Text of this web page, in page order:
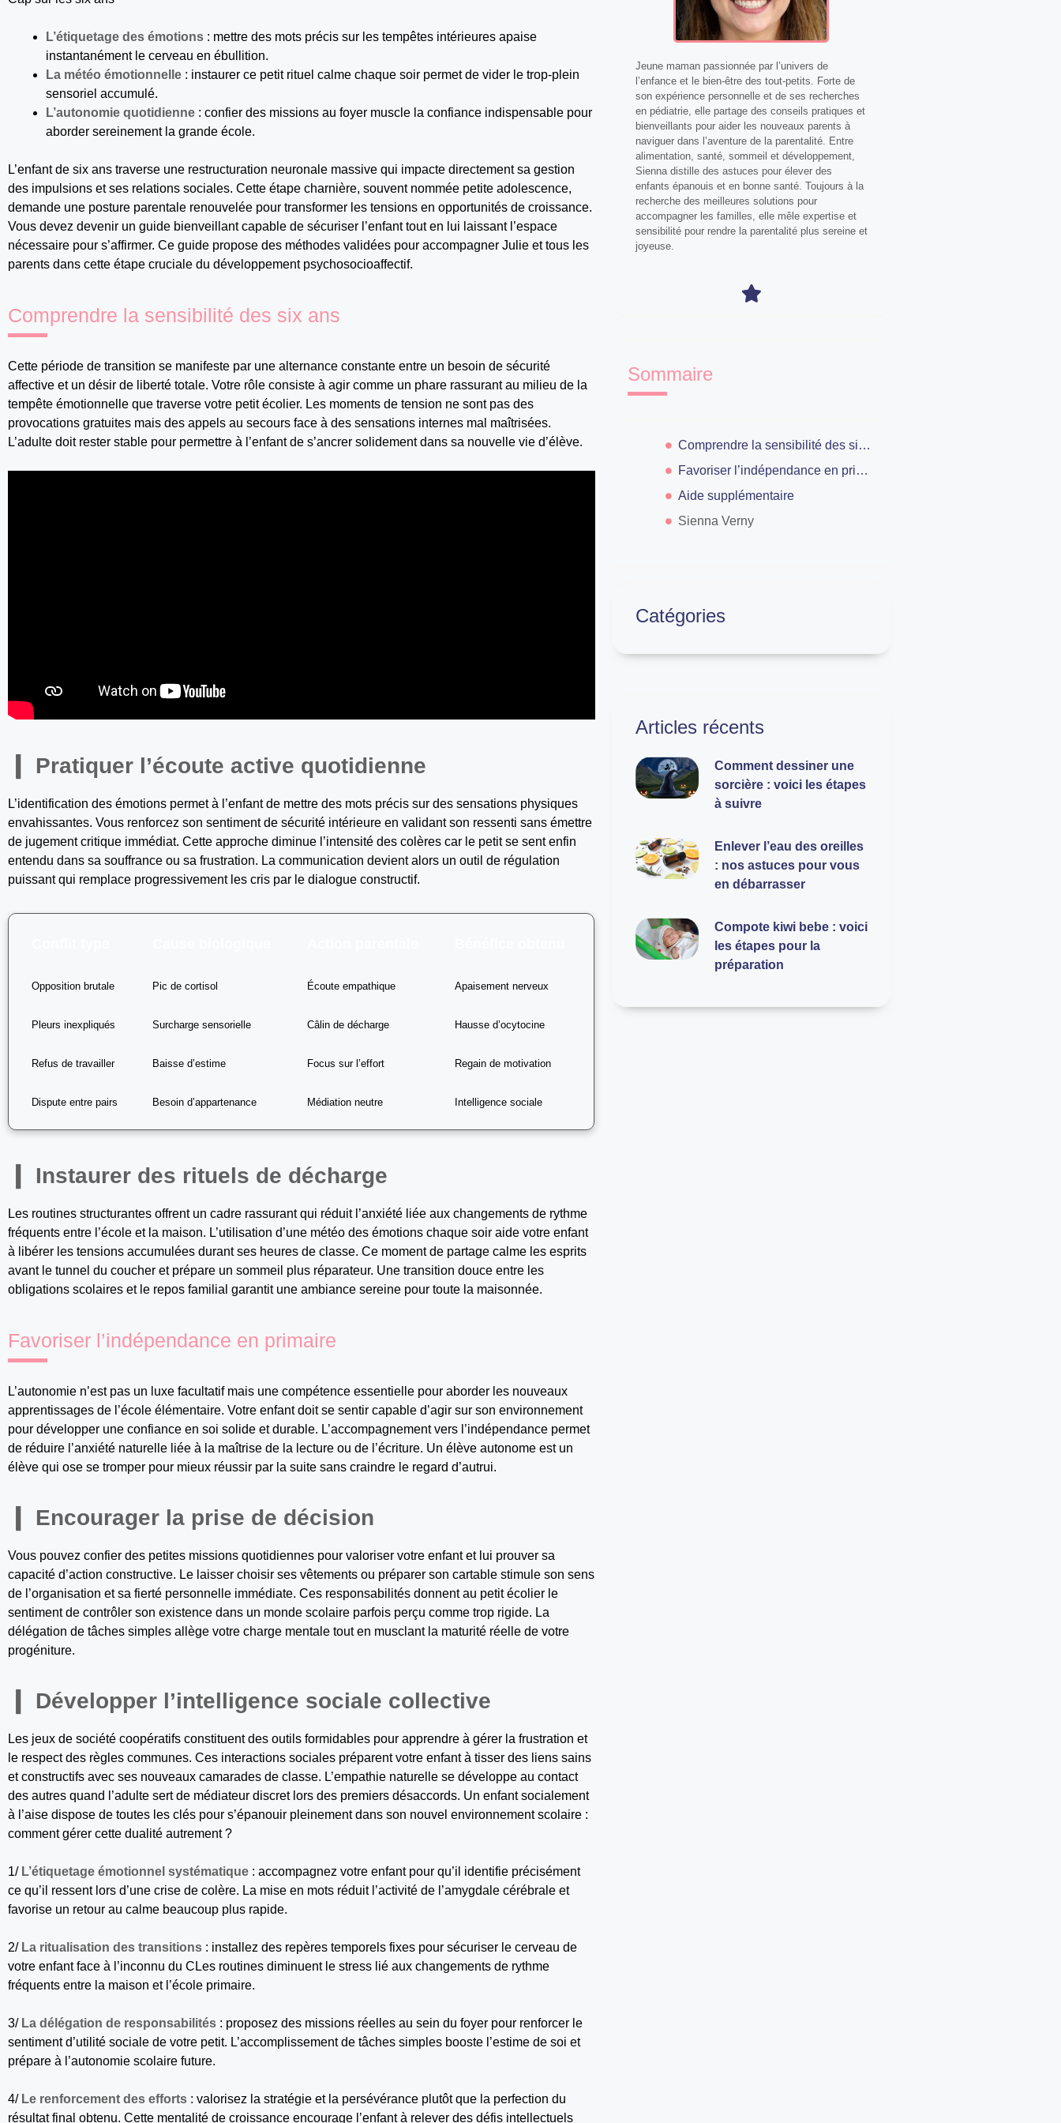
L’étiquetage des émotions : mettre des mots précis sur les tempêtes intérieures apaise
instantanément le cerveau en ébullition.
La météo émotionnelle : instaurer ce petit rituel calme chaque soir permet de vider le trop-plein
sensoriel accumulé.
L’autonomie quotidienne : confier des missions au foyer muscle la confiance indispensable pour
aborder sereinement la grande école.
L’enfant de six ans traverse une restructuration neuronale massive qui impacte directement sa gestion
des impulsions et ses relations sociales. Cette étape charnière, souvent nommée petite adolescence,
demande une posture parentale renouvelée pour transformer les tensions en opportunités de croissance.
Vous devez devenir un guide bienveillant capable de sécuriser l’enfant tout en lui laissant l’espace
nécessaire pour s’affirmer. Ce guide propose des méthodes validées pour accompagner Julie et tous les
parents dans cette étape cruciale du développement psychosocioaffectif.
Comprendre la sensibilité des six ans
Cette période de transition se manifeste par une alternance constante entre un besoin de sécurité
affective et un désir de liberté totale. Votre rôle consiste à agir comme un phare rassurant au milieu de la
tempête émotionnelle que traverse votre petit écolier. Les moments de tension ne sont pas des
provocations gratuites mais des appels au secours face à des sensations internes mal maîtrisées.
L’adulte doit rester stable pour permettre à l’enfant de s’ancrer solidement dans sa nouvelle vie d’élève.
Pratiquer l’écoute active quotidienne
L’identification des émotions permet à l’enfant de mettre des mots précis sur des sensations physiques
envahissantes. Vous renforcez son sentiment de sécurité intérieure en validant son ressenti sans émettre
de jugement critique immédiat. Cette approche diminue l’intensité des colères car le petit se sent enfin
entendu dans sa souffrance ou sa frustration. La communication devient alors un outil de régulation
puissant qui remplace progressivement les cris par le dialogue constructif.
Opposition brutale Pic de cortisol Écoute empathique Apaisement nerveux
Pleurs inexpliqués Surcharge sensorielle Câlin de décharge Hausse d’ocytocine
Refus de travailler Baisse d’estime Focus sur l’effort Regain de motivation
Dispute entre pairs Besoin d’appartenance Médiation neutre Intelligence sociale
Instaurer des rituels de décharge
Les routines structurantes offrent un cadre rassurant qui réduit l’anxiété liée aux changements de rythme
fréquents entre l’école et la maison. L’utilisation d’une météo des émotions chaque soir aide votre enfant
à libérer les tensions accumulées durant ses heures de classe. Ce moment de partage calme les esprits
avant le tunnel du coucher et prépare un sommeil plus réparateur. Une transition douce entre les
obligations scolaires et le repos familial garantit une ambiance sereine pour toute la maisonnée.
Favoriser l’indépendance en primaire
L’autonomie n’est pas un luxe facultatif mais une compétence essentielle pour aborder les nouveaux
apprentissages de l’école élémentaire. Votre enfant doit se sentir capable d’agir sur son environnement
pour développer une confiance en soi solide et durable. L’accompagnement vers l’indépendance permet
de réduire l’anxiété naturelle liée à la maîtrise de la lecture ou de l’écriture. Un élève autonome est un
élève qui ose se tromper pour mieux réussir par la suite sans craindre le regard d’autrui.
Encourager la prise de décision
Vous pouvez confier des petites missions quotidiennes pour valoriser votre enfant et lui prouver sa
capacité d’action constructive. Le laisser choisir ses vêtements ou préparer son cartable stimule son sens
de l’organisation et sa fierté personnelle immédiate. Ces responsabilités donnent au petit écolier le
sentiment de contrôler son existence dans un monde scolaire parfois perçu comme trop rigide. La
délégation de tâches simples allège votre charge mentale tout en musclant la maturité réelle de votre
progéniture.
Développer l’intelligence sociale collective
Les jeux de société coopératifs constituent des outils formidables pour apprendre à gérer la frustration et
le respect des règles communes. Ces interactions sociales préparent votre enfant à tisser des liens sains
et constructifs avec ses nouveaux camarades de classe. L’empathie naturelle se développe au contact
des autres quand l’adulte sert de médiateur discret lors des premiers désaccords. Un enfant socialement
à l’aise dispose de toutes les clés pour s’épanouir pleinement dans son nouvel environnement scolaire :
comment gérer cette dualité autrement ?
1/ L’étiquetage émotionnel systématique : accompagnez votre enfant pour qu’il identifie précisément
ce qu’il ressent lors d’une crise de colère. La mise en mots réduit l’activité de l’amygdale cérébrale et
favorise un retour au calme beaucoup plus rapide.
2/ La ritualisation des transitions : installez des repères temporels fixes pour sécuriser le cerveau de
votre enfant face à l’inconnu du CLes routines diminuent le stress lié aux changements de rythme
fréquents entre la maison et l’école primaire.
3/ La délégation de responsabilités : proposez des missions réelles au sein du foyer pour renforcer le
sentiment d’utilité sociale de votre petit. L’accomplissement de tâches simples booste l’estime de soi et
prépare à l’autonomie scolaire future.
4/ Le renforcement des efforts : valorisez la stratégie et la persévérance plutôt que la perfection du
résultat final obtenu. Cette mentalité de croissance encourage l’enfant à relever des défis intellectuels
Jeune maman passionnée par l’univers de
l’enfance et le bien-être des tout-petits. Forte de
son expérience personnelle et de ses recherches
en pédiatrie, elle partage des conseils pratiques et
bienveillants pour aider les nouveaux parents à
naviguer dans l’aventure de la parentalité. Entre
alimentation, santé, sommeil et développement,
Sienna distille des astuces pour élever des
enfants épanouis et en bonne santé. Toujours à la
recherche des meilleures solutions pour
accompagner les familles, elle mêle expertise et
sensibilité pour rendre la parentalité plus sereine et
joyeuse.
Sommaire
Comprendre la sensibilité des six ans
Favoriser l’indépendance en primaire
Aide supplémentaire
Sienna Verny
Catégories
Articles récents
Comment dessiner une
sorcière : voici les étapes
à suivre
Enlever l’eau des oreilles
: nos astuces pour vous
en débarrasser
Compote kiwi bebe : voici
les étapes pour la
préparation